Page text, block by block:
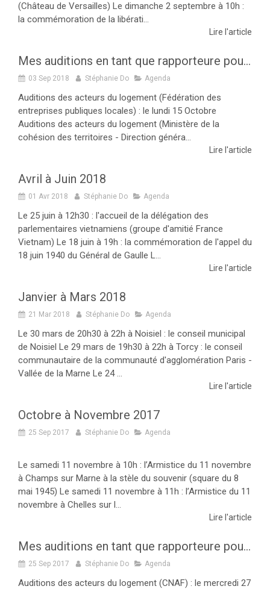
(Château de Versailles) Le dimanche 2 septembre à 10h :
la commémoration de la libérati...
Lire l'article
Mes auditions en tant que rapporteure pour avis budgétaire sur le logement du PLF 2019 en Octobre 2018
03 Sep 2018 Stéphanie Do Agenda
Auditions des acteurs du logement (Fédération des
entreprises publiques locales) : le lundi 15 Octobre
Auditions des acteurs du logement (Ministère de la
cohésion des territoires - Direction généra...
Lire l'article
Avril à Juin 2018
01 Avr 2018 Stéphanie Do Agenda
Le 25 juin à 12h30 : l'accueil de la délégation des
parlementaires vietnamiens (groupe d'amitié France
Vietnam) Le 18 juin à 19h : la commémoration de l'appel du
18 juin 1940 du Général de Gaulle L...
Lire l'article
Janvier à Mars 2018
21 Mar 2018 Stéphanie Do Agenda
Le 30 mars de 20h30 à 22h à Noisiel : le conseil municipal
de Noisiel Le 29 mars de 19h30 à 22h à Torcy : le conseil
communautaire de la communauté d'agglomération Paris -
Vallée de la Marne Le 24 ...
Lire l'article
Octobre à Novembre 2017
25 Sep 2017 Stéphanie Do Agenda
Le samedi 11 novembre à 10h : l’Armistice du 11 novembre
à Champs sur Marne à la stèle du souvenir (square du 8
mai 1945) Le samedi 11 novembre à 11h : l’Armistice du 11
novembre à Chelles sur l...
Lire l'article
Mes auditions en tant que rapporteure pour avis budgétaire sur le logement du PLF 2018 de Septembre à Octobre 2017
25 Sep 2017 Stéphanie Do Agenda
Auditions des acteurs du logement (CNAF) : le mercredi 27